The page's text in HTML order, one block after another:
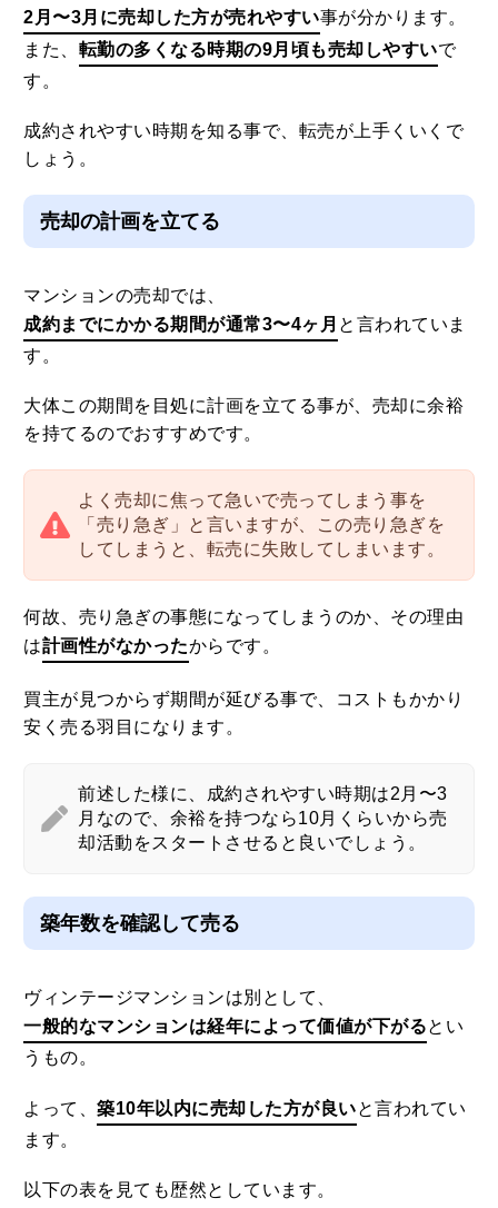
2月〜3月に売却した方が売れやすい事が分かります。
また、 転勤の多くなる時期の9月頃も売却しやすいで
す。
成約されやすい時期を知る事で、転売が上手くいくで
しょう。
売却の計画を立てる
マンションの売却では、
成約までにかかる期間が通常3〜4ヶ月 と言われていま
す。
大体この期間を目処に計画を立てる事が、売却に余裕
を持てるのでおすすめです。
よく売却に焦って急いで売ってしまう事を
「売り急ぎ」と言いますが、この売り急ぎを
してしまうと、転売に失敗してしまいます。
何故、売り急ぎの事態になってしまうのか、その理由
は計画性がなかったからです。
買主が見つからず期間が延びる事で、コストもかかり
安く売る羽目になります。
前述した様に、成約されやすい時期は2月〜3
月なので、余裕を持つなら10月くらいから売
却活動をスタートさせると良いでしょう。
築年数を確認して売る
ヴィンテージマンションは別として、
一般的なマンションは経年によって価値が下がるとい
うもの。
よって、築10年以内に売却した方が良いと言われてい
ます。
以下の表を見ても歴然としています。